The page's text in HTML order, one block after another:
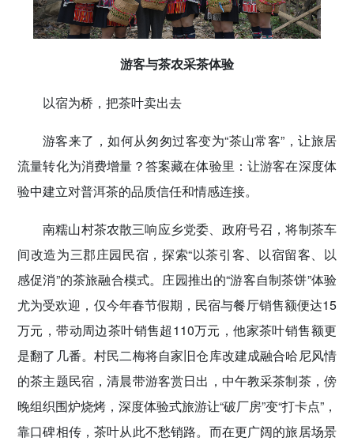
游客与茶农采茶体验
以宿为桥，把茶叶卖出去
游客来了，如何从匆匆过客变为“茶山常客”，让旅居
流量转化为消费增量？答案藏在体验里：让游客在深度体
验中建立对普洱茶的品质信任和情感连接。
南糯山村茶农散三响应乡党委、政府号召，将制茶车
间改造为三郡庄园民宿，探索“以茶引客、以宿留客、以
感促消”的茶旅融合模式。庄园推出的“游客自制茶饼”体验
尤为受欢迎，仅今年春节假期，民宿与餐厅销售额便达15
万元，带动周边茶叶销售超110万元，他家茶叶销售额更
是翻了几番。村民二梅将自家旧仓库改建成融合哈尼风情
的茶主题民宿，清晨带游客赏日出，中午教采茶制茶，傍
晚组织围炉烧烤，深度体验式旅游让“破厂房”变“打卡点”，
靠口碑相传，茶叶从此不愁销路。而在更广阔的旅居场景